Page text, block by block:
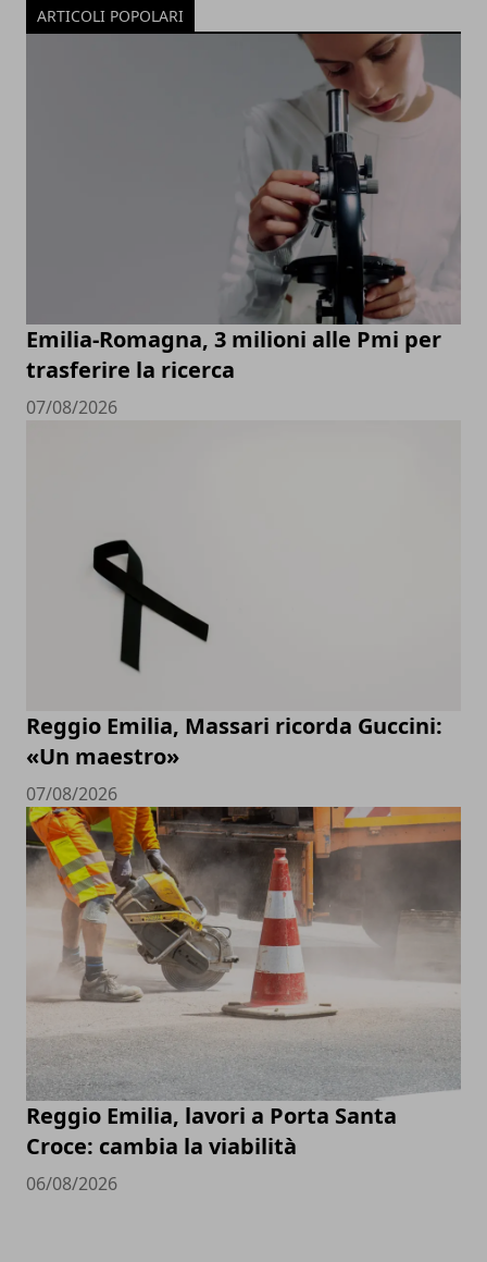
ARTICOLI POPOLARI
Emilia-Romagna, 3 milioni alle Pmi per
trasferire la ricerca
07/08/2026
Reggio Emilia, Massari ricorda Guccini:
«Un maestro»
07/08/2026
Reggio Emilia, lavori a Porta Santa
Croce: cambia la viabilità
06/08/2026